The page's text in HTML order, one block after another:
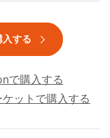
する
で購入する
ットで購入する